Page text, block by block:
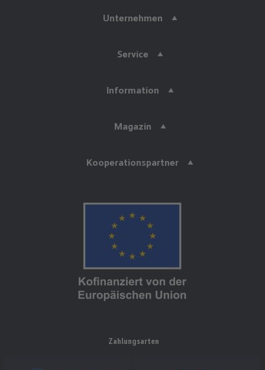
Unternehmen
Service
Information
Magazin
Kooperationspartner
Zahlungsarten